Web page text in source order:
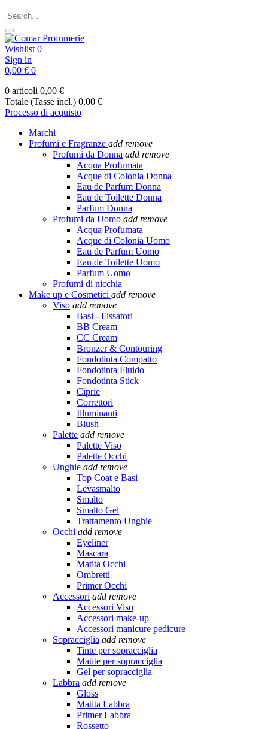
Wishlist 0
Sign in
0,00 € 0
0 articoli 0,00 €
Totale (Tasse incl.) 0,00 €
Processo di acquisto
Marchi
Profumi e Fragranze add remove
Profumi da Donna add remove
Acqua Profumata
Acque di Colonia Donna
Eau de Parfum Donna
Eau de Toilette Donna
Parfum Donna
Profumi da Uomo add remove
Acqua Profumata
Acque di Colonia Uomo
Eau de Parfum Uomo
Eau de Toilette Uomo
Parfum Uomo
Profumi di nicchia
Make up e Cosmetici add remove
Viso add remove
Basi - Fissatori
BB Cream
CC Cream
Bronzer & Contouring
Fondotinta Compatto
Fondotinta Fluido
Fondotinta Stick
Ciprie
Correttori
Illuminanti
Blush
Palette add remove
Palette Viso
Palette Occhi
Unghie add remove
Top Coat e Basi
Levasmalto
Smalto
Smalto Gel
Trattamento Unghie
Occhi add remove
Eyeliner
Mascara
Matita Occhi
Ombretti
Primer Occhi
Accessori add remove
Accessori Viso
Accessori make-up
Accessori manicure pedicure
Sopracciglia add remove
Tinte per sopracciglia
Matite per sopracciglia
Gel per sopracciglia
Labbra add remove
Gloss
Matita Labbra
Primer Labbra
Rossetto